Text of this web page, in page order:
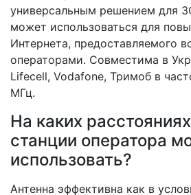
универсальным решением для
может использоваться для
Интернета, предоставляемого
операторами. Совместима в
Lifecell, Vodafone, Тримоб в
МГц.
На каких
станции оператора
использовать?
Антенна эффективна как в